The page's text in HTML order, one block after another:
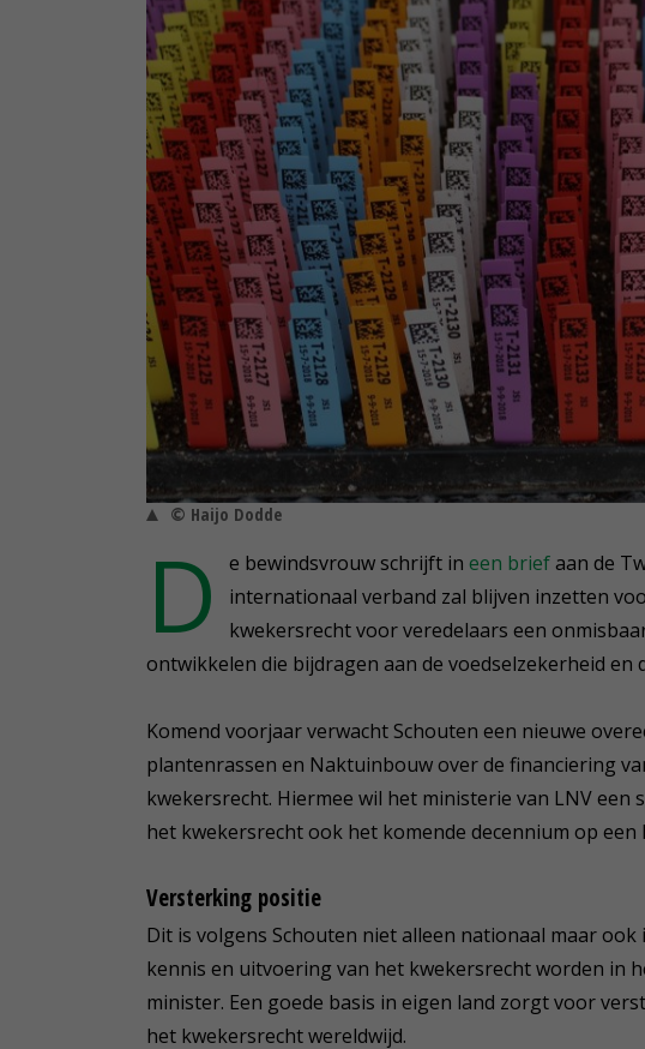
© Haijo Dodde
D e bewindsvrouw schrijft in een briefaan de
internationaal verband zal blijven inzetten
kwekersrecht voor veredelaars een
ontwikkelen die bijdragen aan de voedselzekerheid en
Komend voorjaar verwacht Schouten een nieuwe
plantenrassen en Naktuinbouw over de financiering
kwekersrecht. Hiermee wil het ministerie van LNV
het kwekersrecht ook het komende decennium op
Versterking positie
Dit is volgens Schouten niet alleen nationaal maar
kennis en uitvoering van het kwekersrecht worden in
minister. Een goede basis in eigen land zorgt voor
het kwekersrecht wereldwijd.